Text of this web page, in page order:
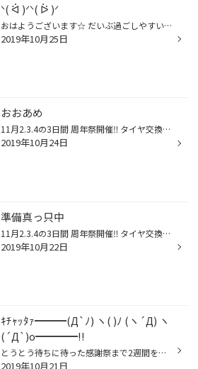
ᐠ( ᐛ )ᐟᐠ( ᐖ )ᐟ
おはようございます☆ だいぶ過ごしやすい日々が増えてきましたね( ¨̮ ) これぐらいが丁度いいですねー♪ とは言いながらも冬は後少し。。 あー寒さに弱いあたしの嫌な季節が... でも、、冬は冬でクリスマス、お正月と楽しみなイベントもありなんでそれも待ってるんですけどねー(꒪˙꒳˙꒪)笑 さて......
2019年10月25日
おおあめ
11月2.3.4の3日間 周年祭開催‼︎ タイヤ交換をご検討中の方 下松市山田イオンショッピング センター内タイヤ館下松へ‼︎ みなさんこんにちは 二階堂です。 本日はあめ 久々にまとまったあめですね。 雨の日は注意して運転していますか？ 雨の日の対策はしていますか？ タイヤの残溝 ワイパーゴム バッ...
2019年10月24日
準備真っ只中
11月2.3.4の3日間 周年祭開催‼︎ タイヤ交換をご検討中の方 下松市山田イオンショッピング センター内タイヤ館下松へ‼︎ って事でイベント準備真っ只中‼︎ スタッドレスタイヤも続々と入荷してきてます。 見るだけOK！ 聞くだけOK！ 見積もり無料！ 皆様のご来店お待ちしておりま〜す。
2019年10月22日
ｷﾁｬｯﾀｧ━━━(Д`ﾉ) ヽ( )ﾉ (ヽ´Д) ヽ
(´Д`)o━━━━!!
とうとう待ちに待った感謝祭まで2週間を切りました！ﾄﾞ━ﾟ(∀)ﾟ━ﾝ 去年僕はいませんでしたが、 今年は例年以上にスタッフ一同熱がこもっておりますΣ(p´;Д;`)q << ぅあ゛!!ぅゎぁぁぁぁあﾞ タイヤをご検討中の方( ﾟ ω ﾟ ) そうでない方( ﾟ ω ﾟ ) 遊びにだけ来られたい方( ﾟ ω ﾟ ) 感謝祭は日ごろの感謝...
2019年10月21日